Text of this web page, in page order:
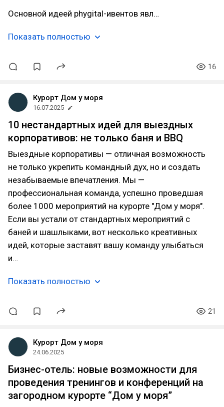
Основной идеей phygital-ивентов явл…
Показать полностью
16
Курорт Дом у моря
16.07.2025
10 нестандартных идей для выездных
корпоративов: не только баня и BBQ
Выездные корпоративы — отличная возможность
не только укрепить командный дух, но и создать
незабываемые впечатления. Мы —
профессиональная команда, успешно проведшая
более 1000 мероприятий на курорте "Дом у моря".
Если вы устали от стандартных мероприятий с
баней и шашлыками, вот несколько креативных
идей, которые заставят вашу команду улыбаться
и…
Показать полностью
21
Курорт Дом у моря
24.06.2025
Бизнес-отель: новые возможности для
проведения тренингов и конференций на
загородном курорте “Дом у моря”